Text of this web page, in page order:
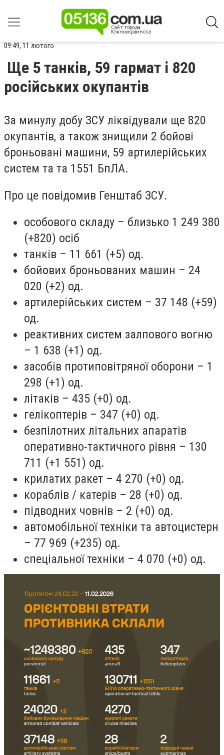
09:49, 11 лютого
Ще 5 танків, 59 гармат і 820
російських окупантів
За минулу добу ЗСУ ліквідували ще 820
окупантів, а також знищили 2 бойові
броньовані машини, 59 артилерійських
систем та та 1551 БпЛА.
Про це повідомив Генштаб ЗСУ.
особового складу – близько 1 249 380
(+820) осіб
танків – 11 661 (+5) од.
бойових броньованих машин – 24
020 (+2) од.
артилерійських систем – 37 148 (+59)
од.
реактивних систем залпового вогню
– 1 638 (+1) од.
засобів протиповітряної оборони – 1
298 (+1) од.
літаків – 435 (+0) од.
гелікоптерів – 347 (+0) од.
безпілотних літальних апаратів
оперативно-тактичного рівня – 130
711 (+1 551) од.
крилатих ракет – 4 270 (+0) од.
кораблів / катерів – 28 (+0) од.
підводних човнів – 2 (+0) од.
автомобільної техніки та автоцистерн
– 77 969 (+235) од.
спеціальної техніки – 4 070 (+0) од.